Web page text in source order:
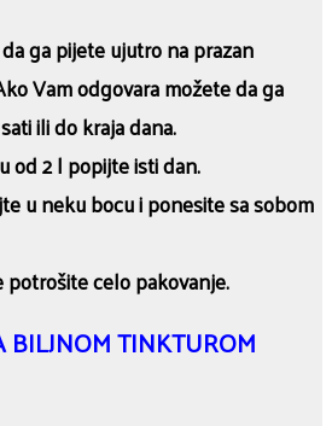
ga pijete ujutro na prazan
Vam odgovara možete da ga
ili do kraja dana.
od 2 l popijte isti dan.
u neku bocu i ponesite sa sobom
celo pakovanje.
BILJNOM TINKTUROM